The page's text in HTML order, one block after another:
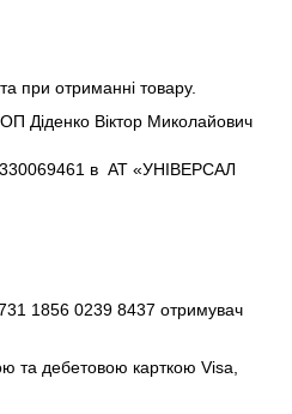
при отриманні товару.
Діденко Віктор Миколайович
в АТ «УНІВЕРСАЛ
1856 0239 8437 отримувач
та дебетовою карткою Visa,